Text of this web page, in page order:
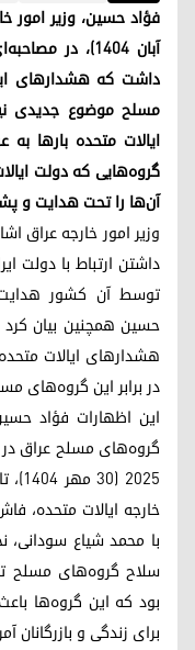
آبان ۱۴۰۴)،
داشت که هشدارهای
مسلح موضوع جدیدی
ایالات متحده بارها
گروه‌هایی که دولت
آن‌ها را تحت هدایت و
وزیر امور خارجه عراق
داشتن ارتباط با دولت
توسط آن کشور هدایت
حسین همچنین بیان
هشدارهای ایالات
در برابر این گروه‌های
این اظهارات فؤاد
خارجه ایالات متحده،
با محمد شیاع
سلاح گروه‌های مسلح
بود که این گروه‌ها
برای زندگی و بازرگانان